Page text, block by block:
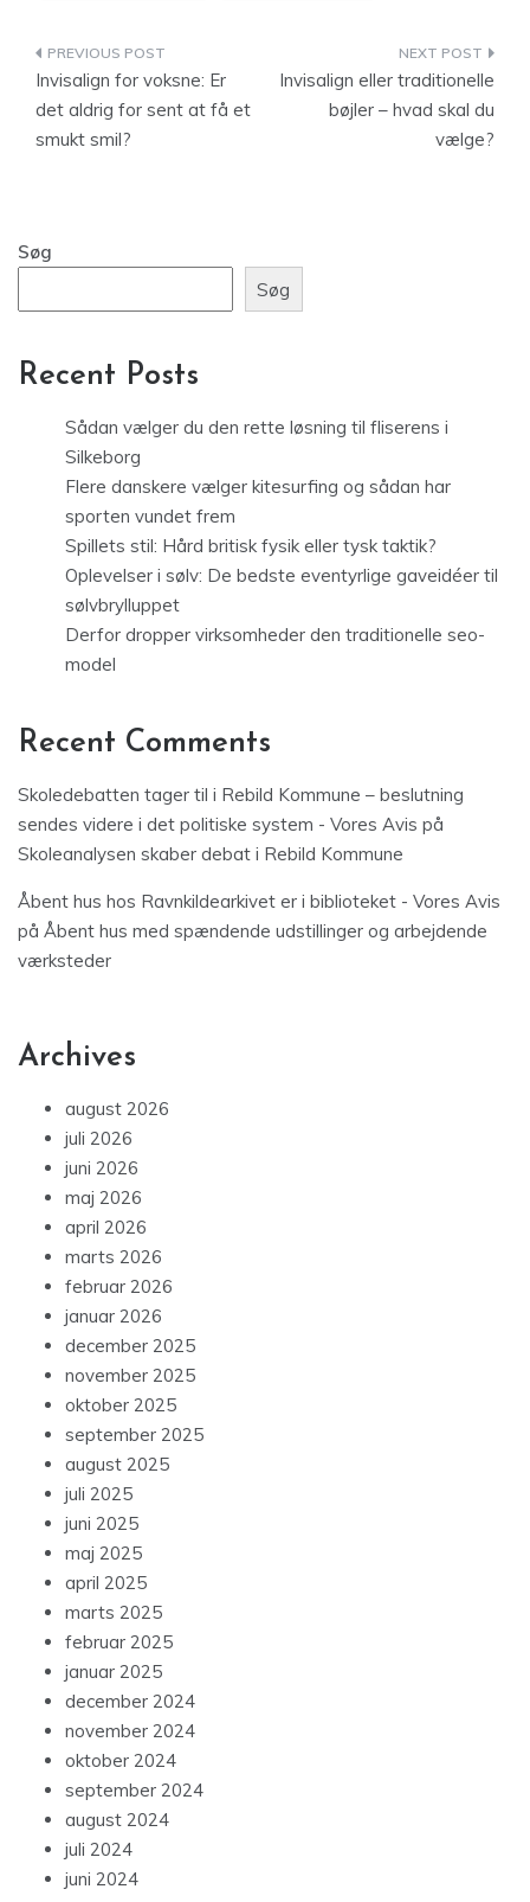
Indlægsnavigation
Invisalign for voksne: Er
det aldrig for sent at få et
smukt smil?
Invisalign eller traditionelle
bøjler – hvad skal du
vælge?
Søg
Søg
Recent Posts
Sådan vælger du den rette løsning til fliserens i
Silkeborg
Flere danskere vælger kitesurfing og sådan har
sporten vundet frem
Spillets stil: Hård britisk fysik eller tysk taktik?
Oplevelser i sølv: De bedste eventyrlige gaveidéer til
sølvbrylluppet
Derfor dropper virksomheder den traditionelle seo-
model
Recent Comments
Skoledebatten tager til i Rebild Kommune – beslutning
sendes videre i det politiske system - Vores Avis på
Skoleanalysen skaber debat i Rebild Kommune
Åbent hus hos Ravnkildearkivet er i biblioteket - Vores Avis
på Åbent hus med spændende udstillinger og arbejdende
værksteder
Archives
august 2026
juli 2026
juni 2026
maj 2026
april 2026
marts 2026
februar 2026
januar 2026
december 2025
november 2025
oktober 2025
september 2025
august 2025
juli 2025
juni 2025
maj 2025
april 2025
marts 2025
februar 2025
januar 2025
december 2024
november 2024
oktober 2024
september 2024
august 2024
juli 2024
juni 2024